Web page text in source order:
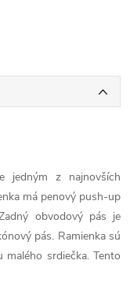
jedným z najnovších
má penový push-up
obvodový pás je
pás. Ramienka sú
srdiečka. Tento